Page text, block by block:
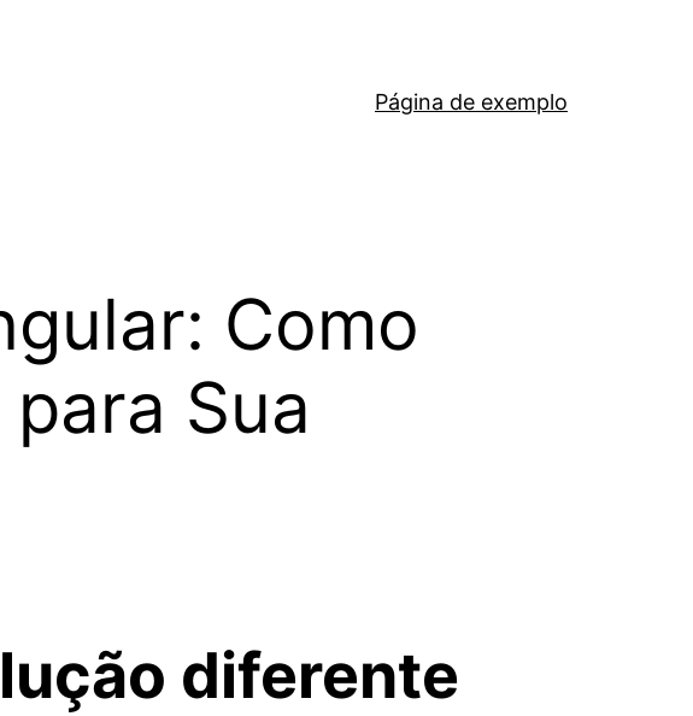
Página de exemplo
Como
Sua
diferente